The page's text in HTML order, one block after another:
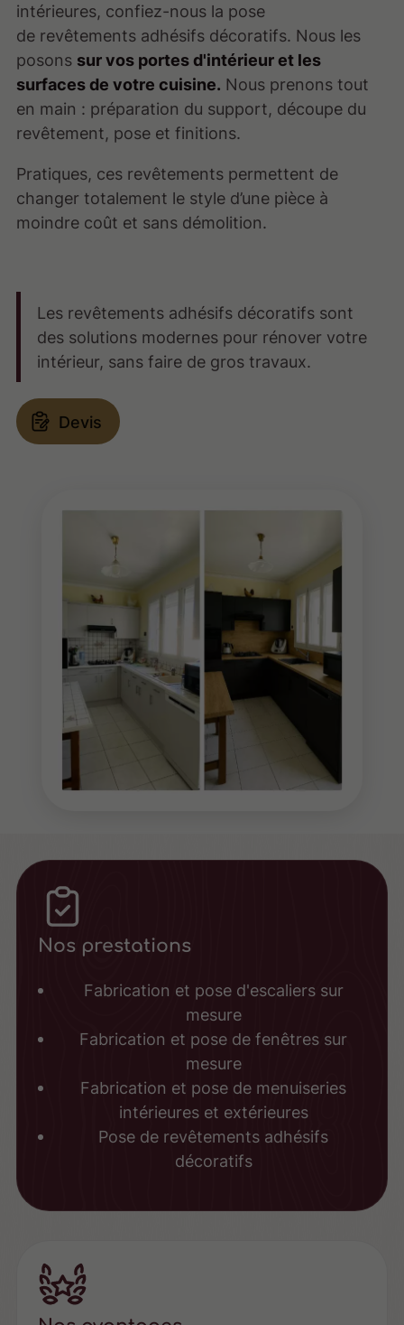
intérieures, confiez-nous la pose
de revêtements adhésifs décoratifs. Nous les
posons sur vos portes d'intérieur et les
surfaces de votre cuisine. Nous prenons tout
en main : préparation du support, découpe du
revêtement, pose et finitions.
Pratiques, ces revêtements permettent de
changer totalement le style d’une pièce à
moindre coût et sans démolition.
Les revêtements adhésifs décoratifs sont
des solutions modernes pour rénover votre
intérieur, sans faire de gros travaux.
Devis
Nos prestations
Fabrication et pose d'escaliers sur
mesure
Fabrication et pose de fenêtres sur
mesure
Fabrication et pose de menuiseries
intérieures et extérieures
Pose de revêtements adhésifs
décoratifs